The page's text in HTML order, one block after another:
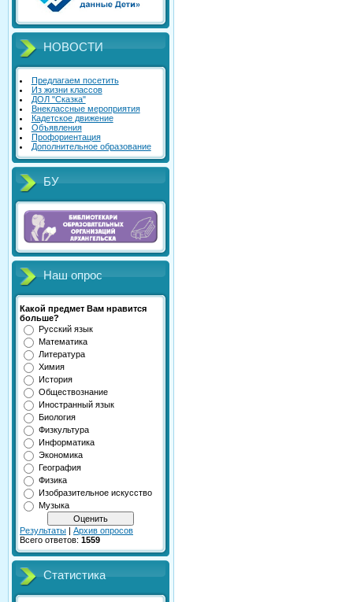
НОВОСТИ
Предлагаем посетить
Из жизни классов
ДОЛ "Сказка"
Внеклассные мероприятия
Кадетское движение
Объявления
Профориентация
Дополнительное образование
БУ
Наш опрос
Какой предмет Вам нравится
больше?
Русский язык
Математика
Литература
Химия
История
Обществознание
Иностранный язык
Биология
Физкультура
Информатика
Экономика
География
Физика
Изобразительное искусство
Музыка
Результаты | Архив опросов
Всего ответов: 1559
Статистика